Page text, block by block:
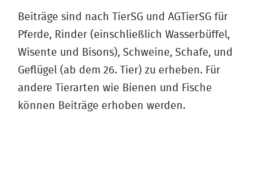
Beiträge sind nach TierSG und AGTierSG für
Pferde, Rinder (einschließlich Wasserbüffel,
Wisente und Bisons), Schweine, Schafe, und
Geflügel (ab dem 26. Tier) zu erheben. Für
andere Tierarten wie Bienen und Fische
können Beiträge erhoben werden.